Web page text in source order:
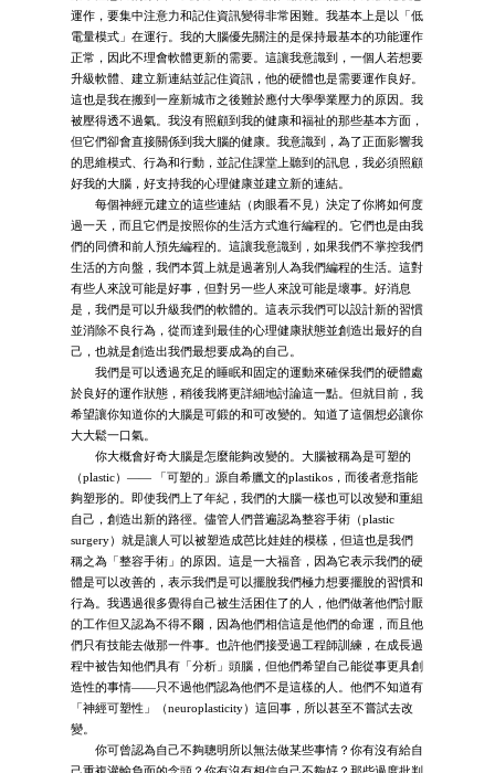
運作，要集中注意力和記住資訊變得非常困難。我基本上是以「低
電量模式」在運行。我的大腦優先關注的是保持最基本的功能運作
正常，因此不理會軟體更新的需要。這讓我意識到，一個人若想要
升級軟體、建立新連結並記住資訊，他的硬體也是需要運作良好。
這也是我在搬到一座新城市之後難於應付大學學業壓力的原因。我
被壓得透不過氣。我沒有照顧到我的健康和福祉的那些基本方面，
但它們卻會直接關係到我大腦的健康。我意識到，為了正面影響我
的思維模式、行為和行動，並記住課堂上聽到的訊息，我必須照顧
好我的大腦，好支持我的心理健康並建立新的連結。
每個神經元建立的這些連結（肉眼看不見）決定了你將如何度
過一天，而且它們是按照你的生活方式進行編程的。它們也是由我
們的同儕和前人預先編程的。這讓我意識到，如果我們不掌控我們
生活的方向盤，我們本質上就是過著別人為我們編程的生活。這對
有些人來說可能是好事，但對另一些人來說可能是壞事。好消息
是，我們是可以升級我們的軟體的。這表示我們可以設計新的習慣
並消除不良行為，從而達到最佳的心理健康狀態並創造出最好的自
己，也就是創造出我們最想要成為的自己。
我們是可以透過充足的睡眠和固定的運動來確保我們的硬體處
於良好的運作狀態，稍後我將更詳細地討論這一點。但就目前，我
希望讓你知道你的大腦是可鍛的和可改變的。知道了這個想必讓你
大大鬆一口氣。
你大概會好奇大腦是怎麼能夠改變的。大腦被稱為是可塑的
（plastic）—— 「可塑的」源自希臘文的plastikos，而後者意指能
夠塑形的。即使我們上了年紀，我們的大腦一樣也可以改變和重組
自己，創造出新的路徑。儘管人們普遍認為整容手術（plastic
surgery）就是讓人可以被塑造成芭比娃娃的模樣，但這也是我們
稱之為「整容手術」的原因。這是一大福音，因為它表示我們的硬
體是可以改善的，表示我們是可以擺脫我們極力想要擺脫的習慣和
行為。我遇過很多覺得自己被生活困住了的人，他們做著他們討厭
的工作但又認為不得不爾，因為他們相信這是他們的命運，而且他
們只有技能去做那一件事。也許他們接受過工程師訓練，在成長過
程中被告知他們具有「分析」頭腦，但他們希望自己能從事更具創
造性的事情——只不過他們認為他們不是這樣的人。他們不知道有
「神經可塑性」（neuroplasticity）這回事，所以甚至不嘗試去改
變。
你可曾認為自己不夠聰明所以無法做某些事情？你有沒有給自